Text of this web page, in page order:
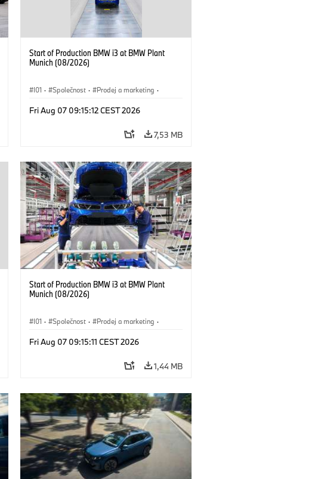
Start of Production BMW i3 at BMW Plant
Munich (08/2026)
I01 · Společnost · Prodej a marketing ·
Fri Aug 07 09:15:12 CEST 2026
7,53 MB
Start of Production BMW i3 at BMW Plant
Munich (08/2026)
I01 · Společnost · Prodej a marketing ·
Fri Aug 07 09:15:11 CEST 2026
1,44 MB